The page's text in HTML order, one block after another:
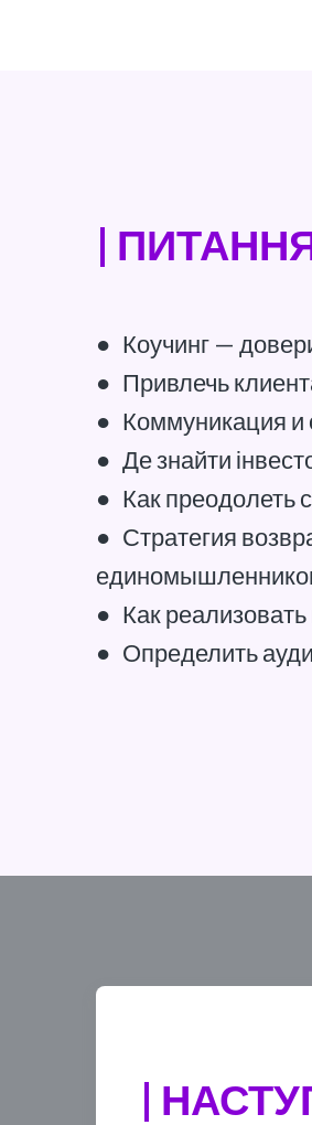
|
● Коучинг —
● Привлечь
● Коммуникация и
● Де знайти
● Как преодолеть
● Стратегия
● Как
● Определить
|